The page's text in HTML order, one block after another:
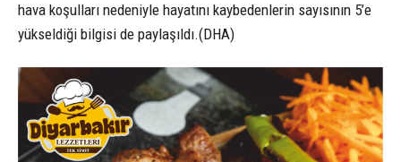
hava koşulları nedeniyle hayatını kaybedenlerin sayısının 5’e
yükseldiği bilgisi de paylaşıldı.(DHA)